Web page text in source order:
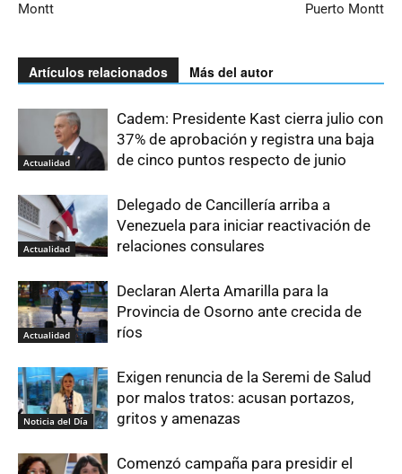
Montt
Puerto Montt
Artículos relacionados Más del autor
Actualidad
Cadem: Presidente Kast cierra julio con
37% de aprobación y registra una baja
de cinco puntos respecto de junio
Actualidad
Delegado de Cancillería arriba a
Venezuela para iniciar reactivación de
relaciones consulares
Actualidad
Declaran Alerta Amarilla para la
Provincia de Osorno ante crecida de
ríos
Noticia del Día
Exigen renuncia de la Seremi de Salud
por malos tratos: acusan portazos,
gritos y amenazas
Comenzó campaña para presidir el